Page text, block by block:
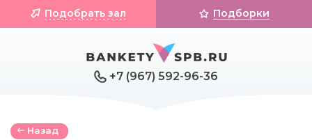
+7 (967) 592-96-36
Подобрать зал Подборки
Назад